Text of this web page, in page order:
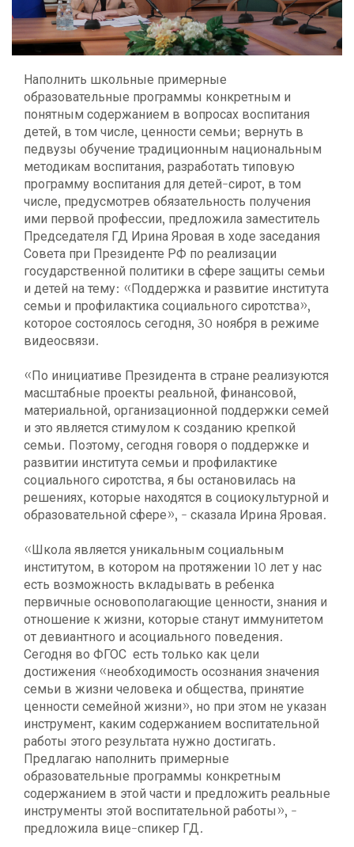
Наполнить школьные примерные
образовательные программы конкретным и
понятным содержанием в вопросах воспитания
детей, в том числе, ценности семьи; вернуть в
педвузы обучение традиционным национальным
методикам воспитания, разработать типовую
программу воспитания для детей-сирот, в том
числе, предусмотрев обязательность получения
ими первой профессии, предложила заместитель
Председателя ГД Ирина Яровая в ходе заседания
Совета при Президенте РФ по реализации
государственной политики в сфере защиты семьи
и детей на тему: «Поддержка и развитие института
семьи и профилактика социального сиротства»,
которое состоялось сегодня, 30 ноября в режиме
видеосвязи.
«По инициативе Президента в стране реализуются
масштабные проекты реальной, финансовой,
материальной, организационной поддержки семей
и это является стимулом к созданию крепкой
семьи. Поэтому, сегодня говоря о поддержке и
развитии института семьи и профилактике
социального сиротства, я бы остановилась на
решениях, которые находятся в социокультурной и
образовательной сфере», - сказала Ирина Яровая.
«Школа является уникальным социальным
институтом, в котором на протяжении 10 лет у нас
есть возможность вкладывать в ребенка
первичные основополагающие ценности, знания и
отношение к жизни, которые станут иммунитетом
от девиантного и асоциального поведения.
Сегодня во ФГОС есть только как цели
достижения «необходимость осознания значения
семьи в жизни человека и общества, принятие
ценности семейной жизни», но при этом не указан
инструмент, каким содержанием воспитательной
работы этого результата нужно достигать.
Предлагаю наполнить примерные
образовательные программы конкретным
содержанием в этой части и предложить реальные
инструменты этой воспитательной работы», -
предложила вице-спикер ГД.